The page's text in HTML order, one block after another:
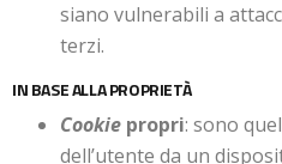
siano vulnerabili a
terzi.
IN BASE ALLA PROPRIETÀ
Cookie propri: sono
dell’utente da un